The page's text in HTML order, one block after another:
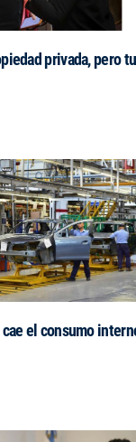
privada, pero
el consumo